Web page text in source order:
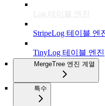
Log 테이블 엔진
StripeLog 테이블 엔
TinyLog 테이블 엔진
MergeTree 엔진 계열
특수